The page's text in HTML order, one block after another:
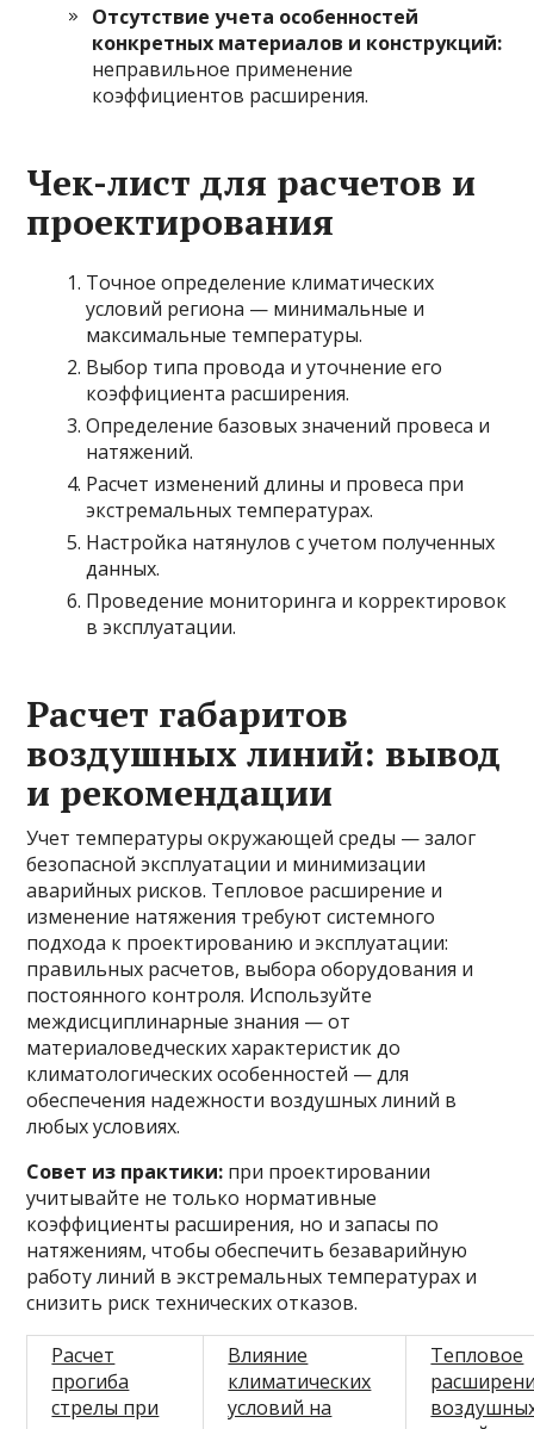
Отсутствие учета особенностей
конкретных материалов и конструкций:
неправильное применение
коэффициентов расширения.
Чек-лист для расчетов и
проектирования
Точное определение климатических
условий региона — минимальные и
максимальные температуры.
Выбор типа провода и уточнение его
коэффициента расширения.
Определение базовых значений провеса и
натяжений.
Расчет изменений длины и провеса при
экстремальных температурах.
Настройка натянулов с учетом полученных
данных.
Проведение мониторинга и корректировок
в эксплуатации.
Расчет габаритов
воздушных линий: вывод
и рекомендации
Учет температуры окружающей среды — залог
безопасной эксплуатации и минимизации
аварийных рисков. Тепловое расширение и
изменение натяжения требуют системного
подхода к проектированию и эксплуатации:
правильных расчетов, выбора оборудования и
постоянного контроля. Используйте
междисциплинарные знания — от
материаловедческих характеристик до
климатологических особенностей — для
обеспечения надежности воздушных линий в
любых условиях.
Совет из практики: при проектировании
учитывайте не только нормативные
коэффициенты расширения, но и запасы по
натяжениям, чтобы обеспечить безаварийную
работу линий в экстремальных температурах и
снизить риск технических отказов.
Расчет
прогиба
стрелы при
Влияние
климатических
условий на
Тепловое